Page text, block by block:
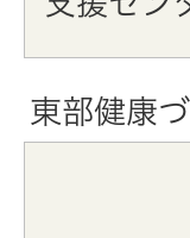
東部健康